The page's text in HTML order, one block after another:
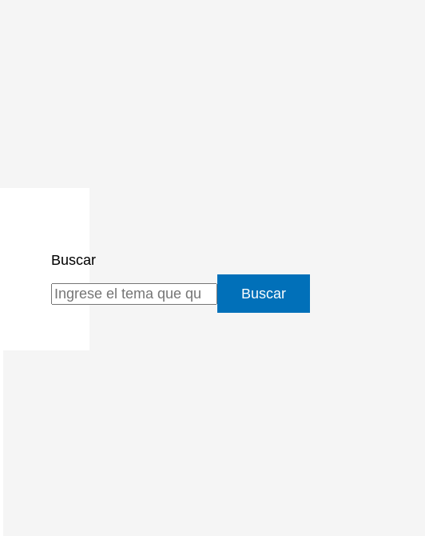
Buscar
Buscar